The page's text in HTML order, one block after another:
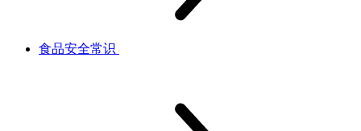
食品安全常识